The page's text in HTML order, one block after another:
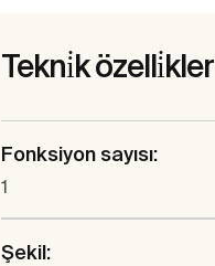
Tekni̇k özelli̇kler
Fonksiyon sayısı:
1
Şekil: